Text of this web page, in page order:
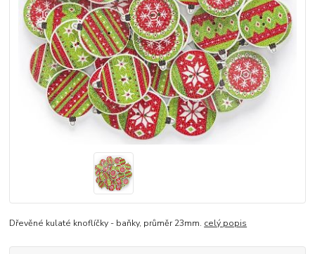
Dřevěné kulaté knoflíčky - baňky, průměr 23mm. celý popis